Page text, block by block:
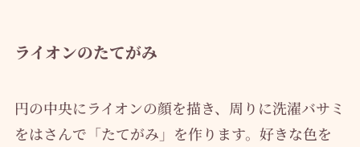
ライオンのたてがみ
円の中央にライオンの顔を描き、周りに洗濯バサミ
をはさんで「たてがみ」を作ります。好きな色を